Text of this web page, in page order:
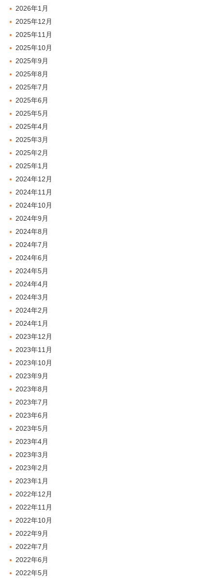
2026年1月
2025年12月
2025年11月
2025年10月
2025年9月
2025年8月
2025年7月
2025年6月
2025年5月
2025年4月
2025年3月
2025年2月
2025年1月
2024年12月
2024年11月
2024年10月
2024年9月
2024年8月
2024年7月
2024年6月
2024年5月
2024年4月
2024年3月
2024年2月
2024年1月
2023年12月
2023年11月
2023年10月
2023年9月
2023年8月
2023年7月
2023年6月
2023年5月
2023年4月
2023年3月
2023年2月
2023年1月
2022年12月
2022年11月
2022年10月
2022年9月
2022年7月
2022年6月
2022年5月